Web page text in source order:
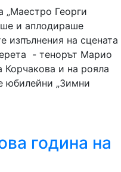
„Маестро Георги
и аплодираше
изпълнения на сцената
- тенорът Марио
Корчакова и на рояла
юбилейни „Зимни
година на